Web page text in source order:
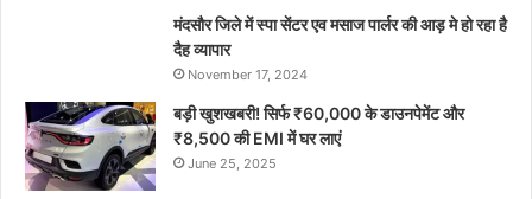
मंदसौर जिले में स्पा सेंटर एव मसाज पार्लर की आड़ मे हो रहा है
दैह व्यापार
November 17, 2024
बड़ी खुशखबरी! सिर्फ ₹60,000 के डाउनपेमेंट और
₹8,500 की EMI में घर लाएं
June 25, 2025